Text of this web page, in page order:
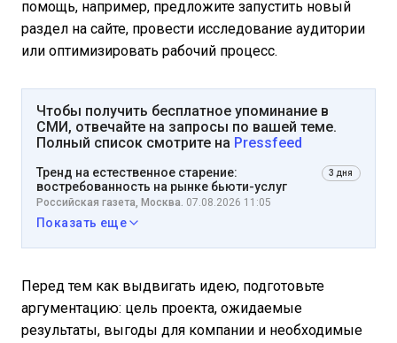
помощь, например, предложите запустить новый
раздел на сайте, провести исследование аудитории
или оптимизировать рабочий процесс.
Чтобы получить бесплатное упоминание в
СМИ, отвечайте на запросы по вашей теме.
Полный список смотрите на Pressfeed
Тренд на естественное старение:
востребованность на рынке бьюти-услуг
3 дня
Российская газета, Москва. 07.08.2026 11:05
Показать еще
Перед тем как выдвигать идею, подготовьте
аргументацию: цель проекта, ожидаемые
результаты, выгоды для компании и необходимые